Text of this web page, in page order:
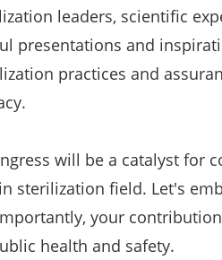
leaders, scientific
presentations and
practices and
will be a catalyst for
sterilization field. Let's
your
health and safety.